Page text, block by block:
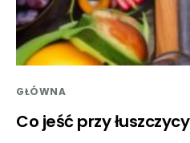
GŁÓWNA
Co jeść przy łuszczycy